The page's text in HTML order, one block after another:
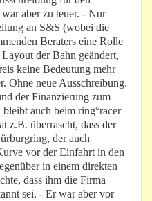
aber zu teuer. - Nur
an S&S (wobei die
Beraters eine Rolle
der Bahn geändert,
keine Bedeutung mehr
Ohne neue Ausschreibung.
der Finanzierung zum
auch beim ring°racer
z.B. überrascht, dass der
der auch
vor der Einfahrt in den
in einem direkten
dass ihm die Firma
sei. - Er war aber vor